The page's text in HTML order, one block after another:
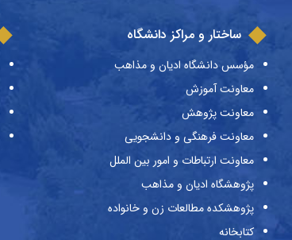
ساختار و مراکز دانشگاه
مؤسس دانشگاه ادیان و مذاهب
معاونت آموزش
معاونت پژوهش
معاونت فرهنگی و دانشجویی
معاونت ارتباطات و امور بین الملل
پژوهشگاه ادیان و مذاهب
پژوهشکده مطالعات زن و خانواده
کتابخانه